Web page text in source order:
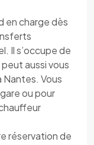
en charge dès
Il s’occupe de
aussi vous
Vous
ou pour
réservation de